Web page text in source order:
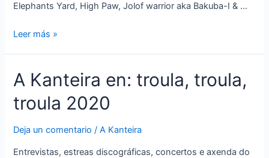
Elephants Yard, High Paw, Jolof warrior aka Bakuba-I & …
A
Party
‘Entroido’
Leer más »
A Kanteira en: troula, troula,
troula 2020
Deja un comentario /A Kanteira
Entrevistas, estreas discográficas, concertos e axenda do